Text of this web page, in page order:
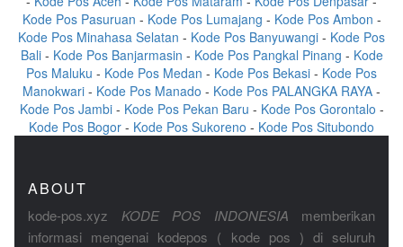
Kode Pos Pasuruan - Kode Pos Lumajang - Kode Pos Ambon -
Kode Pos Minahasa Selatan - Kode Pos Banyuwangi - Kode Pos
Bali- Kode Pos Banjarmasin - Kode Pos Pangkal Pinang - Kode
Pos Maluku - Kode Pos Medan - Kode Pos Bekasi - Kode Pos
Manokwari - Kode Pos Manado - Kode Pos PALANGKA RAYA -
Kode Pos Jambi- Kode Pos Pekan Baru - Kode Pos Gorontalo -
Kode Pos Bogor - Kode Pos Sukoreno - Kode Pos Situbondo
ABOUT
kode-pos.xyz KODE POS INDONESIA memberikan
informasi mengenai kodepos ( kode pos ) di seluruh